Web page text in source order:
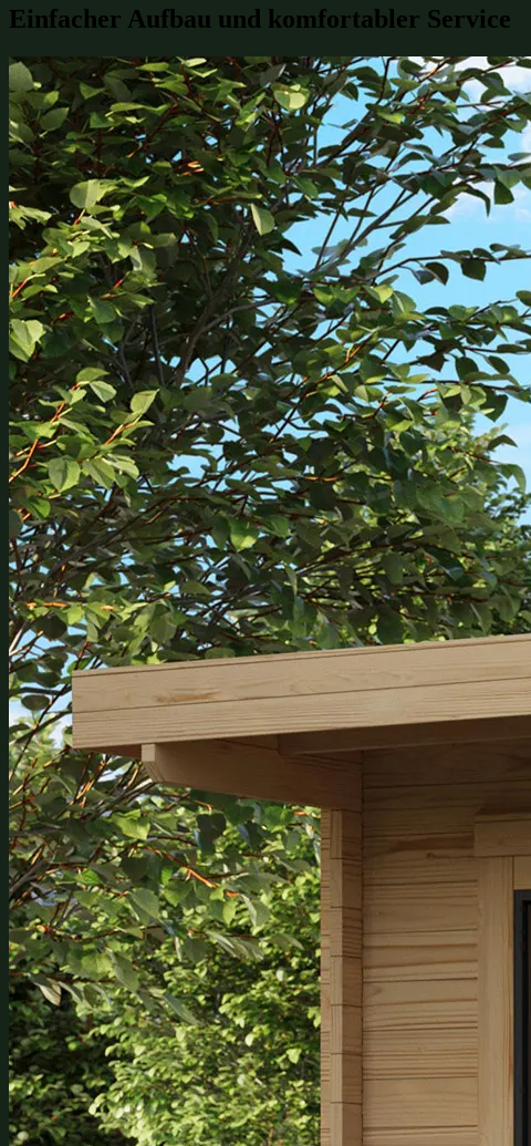
Einfacher Aufbau und komfortabler Service